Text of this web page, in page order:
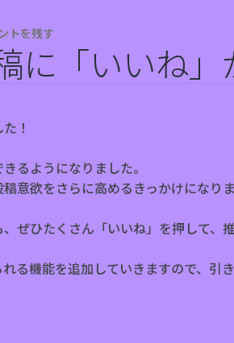
トを残す
に「いいね
！
るようになりました。
意欲をさらに高めるきっかけになりま
ぜひたくさん「いいね」を押して、
る機能を追加していきますので、引